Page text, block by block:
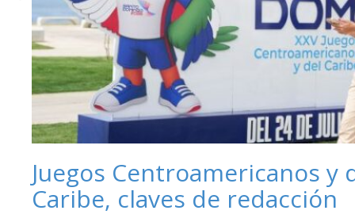
Juegos Centroamericanos y
Caribe, claves de redacción